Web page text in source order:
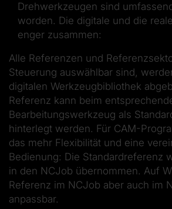
Drehwerkzeugen sind
worden. Die digitale und die
enger zusammen:
Alle Referenzen und
Steuerung auswählbar sind,
digitalen Werkzeugbibliothek
Referenz kann beim
Bearbeitungswerkzeug als
hinterlegt werden. Für CAM-
das mehr Flexibilität und eine
Bedienung: Die Standardreferenz
in den NCJob übernommen. Auf
Referenz im NCJob aber auch im
anpassbar.